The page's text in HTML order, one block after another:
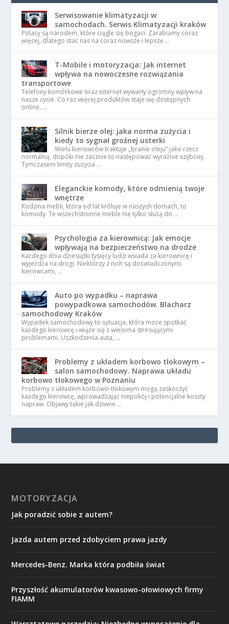
Serwisowanie klimatyzacji w
samochodach. Serwis Klimatyzacji kraków
Polacy są narodem, które ciągle się bogaci. Zarabiamy coraz
więcej, dlatego stać nas na coraz nowsze i lepsze …
T-Mobile i motoryzacja: Jak internet
wpływa na nowoczesne rozwiązania
transportowe
Telefony komórkowe oraz internet wywarły ogromny wpływ na
nasze życie. Co raz więcej produktów staje się dostępnych
online, …
Silnik bierze olej: jaka norma zużycia i
kiedy to sygnał groźnej usterki
Wielu kierowców traktuje „branie oleju” jako rzecz
normalną, dopóki nie zacznie to następować wyraźnie szybciej.
Tymczasem limity zużycia …
Eleganckie komody, które odmienią twoje
wnętrze
Rodzina mebli, która od lat króluje w naszych domach, to
komody. Te wszechstronne meble nie tylko służą do …
Psychologia za kierownicą: Jak emocje
wpływają na bezpieczeństwo na drodze
Każdego dnia dziesiątki tysięcy ludzi wsiada za kierownicę i
wyjeżdża na drogi. Niektórzy z nich są doświadczonymi
kierowcami, …
Auto po wypadku – naprawa
powypadkowa samochodów. Blacharz
samochodowy Kraków
Wypadek samochodowy to sytuacja, która może spotkać
każdego kierowcę i wiąże się z wieloma stresującymi
problemami. Uszkodzenia auta, …
Problemy z układem korbowo tłokowym –
salon samochodowy. Naprawa układu
korbowo tłokowego w Poznaniu
Problemy z układem korbowo-tłokowym mogą zaskoczyć
każdego kierowcę, wprowadzając niepokój i potencjalne koszty
napraw. Objawy takie jak dziwne …
MOTORYZACJA
Jak poradzić sobie z autem?
Jazda autem przed zdobyciem prawa jazdy
Mercedes-Benz. Marka która podbiła świat
Przyszłość akumulatorów kwasowo-ołowiowych firmy
FIAMM